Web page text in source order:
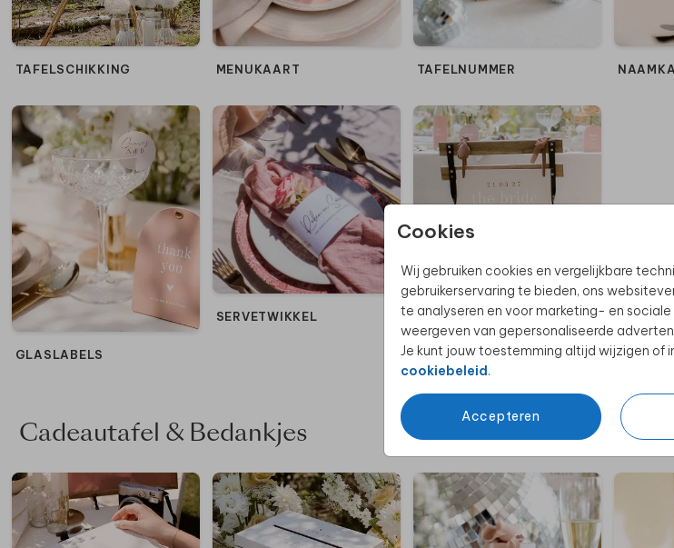
Cookies
Wij gebruiken cookies en vergelijkbare
gebruikerservaring te bieden, ons
te analyseren en voor marketing- en
weergeven van gepersonaliseerde
Je kunt jouw toestemming altijd wijzigen of
cookiebeleid.
Accepteren
TAFELSCHIKKING MENUKAART TAFELNUMMER
GLASLABELS
SERVETWIKKEL STOEL VERSIERING
Cadeautafel & Bedankjes